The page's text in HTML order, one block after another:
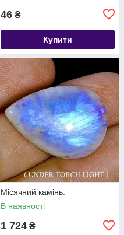
46 ₴
Купити
Місячний камінь.
В наявності
1 724 ₴